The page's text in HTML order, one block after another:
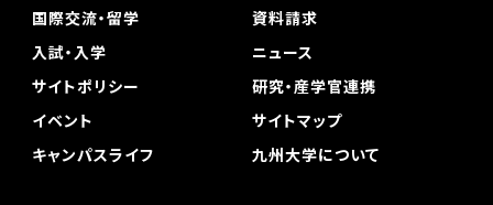
国際交流・留学
資料請求
入試・入学
ニュース
サイトポリシー
研究・産学官連携
イベント
サイトマップ
キャンパスライフ
九州大学について